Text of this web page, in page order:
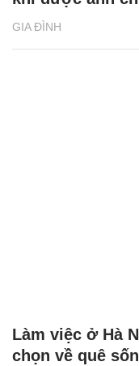
GIA ĐÌNH
Làm việc ở Hà
chọn về quê